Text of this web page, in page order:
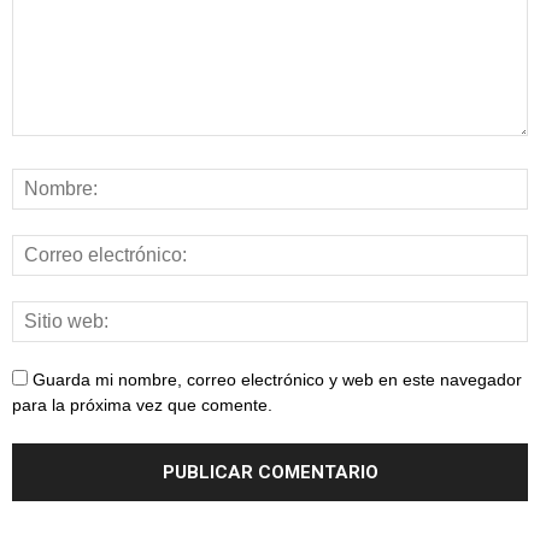
Guarda mi nombre, correo electrónico y web en este navegador
para la próxima vez que comente.